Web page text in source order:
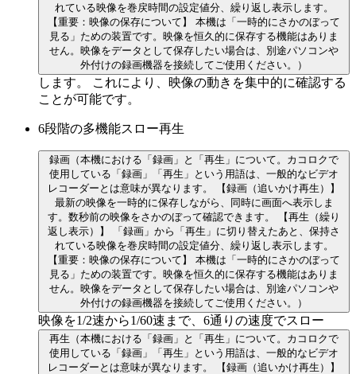
れている映像を巻戻時間の設定値分、繰り返し表示します。
【重要：映像の保存について】 本機は「一時的にさかのぼって
見る」ための装置です。映像を恒久的に保存する機能はありま
せん。映像をデータとして保存したい場合は、別途パソコンや
外付けの録画機器を接続してご使用ください。）
します。 これにより、映像の動きを集中的に確認する
ことが可能です。
6段階の多機能スロー再生
録画 （本機における「録画」と「再生」について。カコロクで
使用している「録画」「再生」という用語は、一般的なビデオ
レコーダーとは意味が異なります。 【録画（追いかけ再生）】
最新の映像を一時的に保存しながら、同時に画面へ表示しま
す。数秒前の映像をさかのぼって確認できます。 【再生（繰り
返し表示）】 「録画」から「再生」に切り替えたあと、保持さ
れている映像を巻戻時間の設定値分、繰り返し表示します。
【重要：映像の保存について】 本機は「一時的にさかのぼって
見る」ための装置です。映像を恒久的に保存する機能はありま
せん。映像をデータとして保存したい場合は、別途パソコンや
外付けの録画機器を接続してご使用ください。）
映像を1/2速から1/60速まで、6通りの速度でスロー
再生 （本機における「録画」と「再生」について。カコロクで
使用している「録画」「再生」という用語は、一般的なビデオ
レコーダーとは意味が異なります。 【録画（追いかけ再生）】